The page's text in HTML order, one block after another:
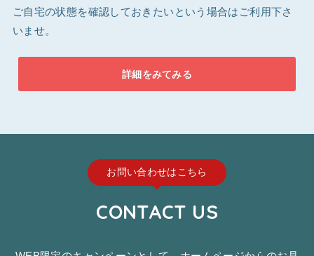
ご自宅の状態を確認しておきたいという場合はご利用下さ
いませ。
詳細をみてみる
お問い合わせはこちら
CONTACT US